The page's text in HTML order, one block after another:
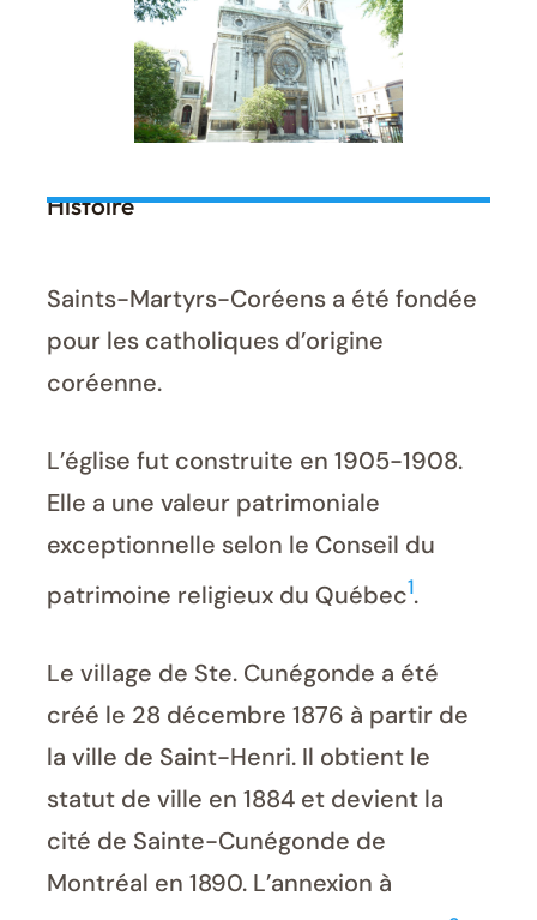
Histoire
Saints-Martyrs-Coréens a été fondée
pour les catholiques d’origine
coréenne.
L’église fut construite en 1905-1908.
Elle a une valeur patrimoniale
exceptionnelle selon le Conseil du
patrimoine religieux du Québec1.
Le village de Ste. Cunégonde a été
créé le 28 décembre 1876 à partir de
la ville de Saint-Henri. Il obtient le
statut de ville en 1884 et devient la
cité de Sainte-Cunégonde de
Montréal en 1890. L’annexion à